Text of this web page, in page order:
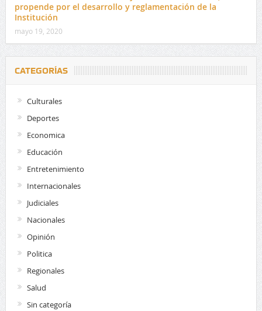
propende por el desarrollo y reglamentación de la
Institución
mayo 19, 2020
CATEGORÍAS
Culturales
Deportes
Economica
Educación
Entretenimiento
Internacionales
Judiciales
Nacionales
Opinión
Politica
Regionales
Salud
Sin categoría